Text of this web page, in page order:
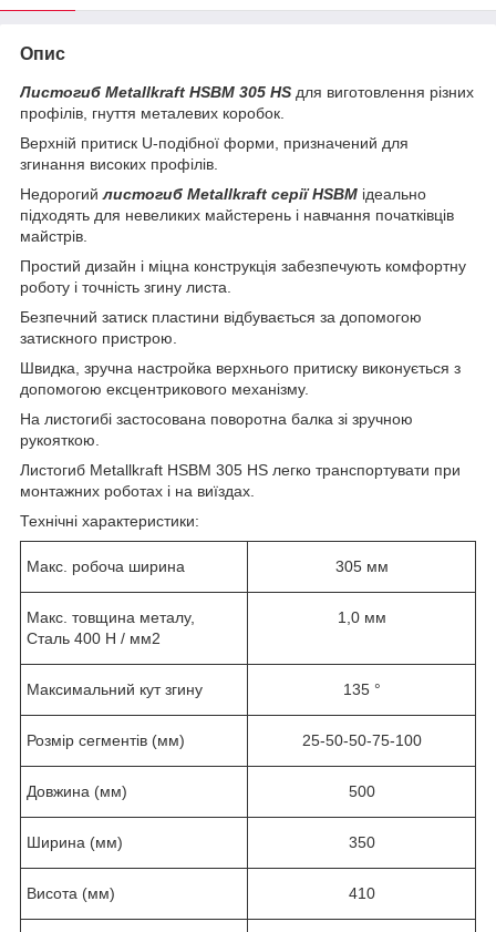
Опис
Листогиб Metallkraft HSBM 305 HS для виготовлення різних
профілів, гнуття металевих коробок.
Верхній притиск U-подібної форми, призначений для
згинання високих профілів.
Недорогийлистогиб Metallkraft серії HSBM ідеально
підходять для невеликих майстерень і навчання початківців
майстрів.
Простий дизайн і міцна конструкція забезпечують комфортну
роботу і точність згину листа.
Безпечний затиск пластини відбувається за допомогою
затискного пристрою.
Швидка, зручна настройка верхнього притиску виконується з
допомогою ексцентрикового механізму.
На листогибі застосована поворотна балка зі зручною
рукояткою.
Листогиб Metallkraft HSBM 305 HS легко транспортувати при
монтажних роботах і на виїздах.
Технічні характеристики:
Макс. робоча ширина 305 мм
Макс. товщина металу,
Сталь 400 Н / мм2
1,0 мм
Максимальний кут згину 135 °
Розмір сегментів (мм) 25-50-50-75-100
Довжина (мм) 500
Ширина (мм) 350
Висота (мм) 410